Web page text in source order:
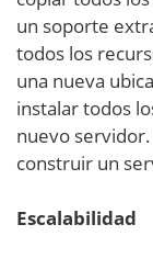
un soporte
todos los
una nueva
instalar todos
nuevo
construir un
Escalabilidad